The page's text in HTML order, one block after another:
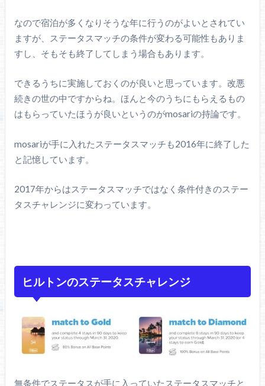
なので宿泊が多くなりそうな年に行うのがよいとされてい
ますが、ステータスマッチの条件が変わる可能性もありま
すし、そもそも終了してしまう場合もあります。
できるうちに実施しておくのが良いと思っています。改悪
続きの世の中ですからね。ほんと今のうちにもらえるもの
はもらっていたほうが良いというのがmosariの持論です。
mosariが手に入れたステータスマッチも2016年に終了した
と記憶しています。
2017年からはステータスマッチではなく条件付きのステー
タスチャレンジに変わっています。
ヒルトンのステータスチャレンジ
無条件でステータスが手に入っていたステータスマッチと